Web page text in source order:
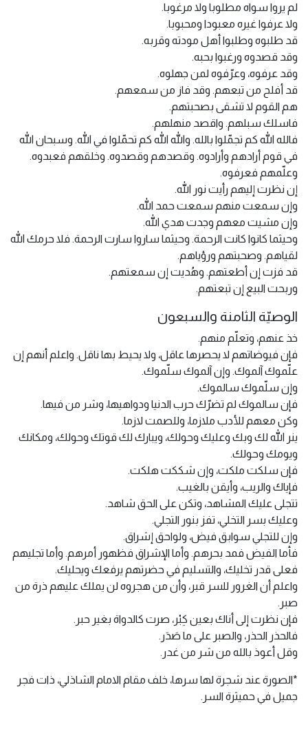
لم يروا سواه مطلوبا ولا مرغوبا.
ولا عرفوا غيره معبودا ومحبوبا.
قد طلبوه وطلبوا أهل مودته وقربه.
وقد قصدوه ورغبوا بحبه.
وقد عرفوه، وعرّفوه لمن جهلوه.
قد أفلح من تبعهم. وقد فاز من سمعهم.
هم القوم لا تشقى بصحبتهم.
فاسلك سبلهم. واقصد منهلهم.
فالله الله كم تجمّلوا بالله. والله الله كم تحمّلوا في الله. وسبحان الله
في قوم أرادهم وأرادوه. وقصدهم وقصدوه. وخلقهم فعبدوه.
وعلّمهم فعرفوه.
إن نظرت إليهم رأيت نور الله.
وإن سمعت منهم سمعت حمد الله.
وإن مشيت معهم وجدت هدي الله.
وحيثما كانوا كانت الرحمة. وحيثما ساروا سارت الرحمة. فلا حرمك الله
لقياهم. وصحبتهم ورؤياهم.
قد فزت إن أطعتهم. وهُديت إن سمعتهم.
وربحت البيع إن تبعتهم.
الوصيّة الثامنة والسبعون
خذ عنهم، وتعلّم منهم.
فإن فيوضاتهم لا يحصرها عاقل، ولا يحيط بها ناقل. واعلم أنهم إن
علّموك آلموك. وإن آلموك سلّموك.
وإن سلّموك سالموك.
فإن سالموك لم تضرّك حرب الدنيا ودواهيها، وشر من فيها.
وكن معهم للأدب ملازما، وللصمت لازما.
ينر الله لك وبك وعليك وحولك، ويبارك لك قوتك وحولك، ومكانك
ويومك وحولك.
فإن سلكت ملكت، وإن شككت هلكت.
فإياك والريب، وأيقن بالغيب.
تتجلى عليك المشاهد، وتكن على الحق شاهد.
وعليك بسر التخلي، تفز بنور التجلي.
وإن للتجلي سوابق فيض، ولواحق إشراق.
فأما الفيض فمد بحرهم. وأما الإشراق فظهور أمرهم. وأما تجليهم
فعلى قدر تخليك، والتسليم في حضرتهم يرفعك ويحليك.
واعلم أن الغرور للسر قبر، وأن من هجروه لن يملك عليهم ذرة من
صبر.
فإن نظرت إلى أناك بعين كِبْر، صرت كالدواة بغير حبر.
فالحذر الحذر، والصبر على ما صَدَر.
وقل أعوذ بالله من شر من غدر.
*الصورة عند شجرة لها سرها، خلف مقام الامام الشاذلي، ذات فجر
جميل في حميثرة السر.